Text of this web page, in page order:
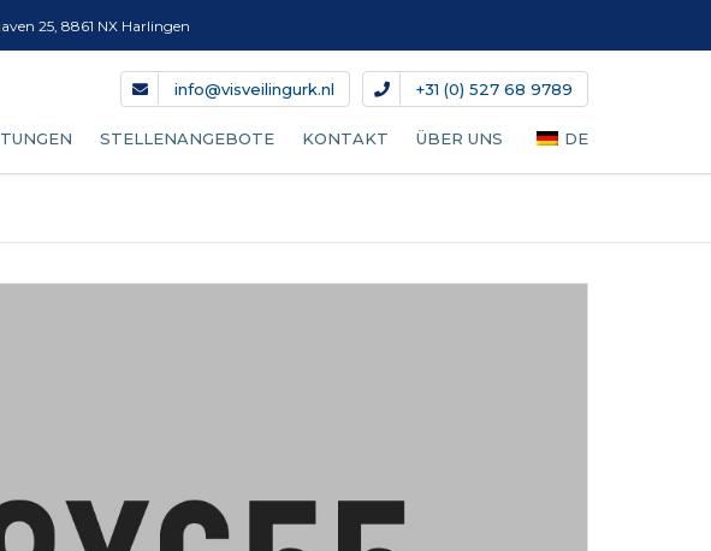
25, 8861 NX Harlingen
info@visveilingurk.nl +31 (0) 527 68 9789
STELLENANGEBOTE KONTAKT ÜBER UNS DE